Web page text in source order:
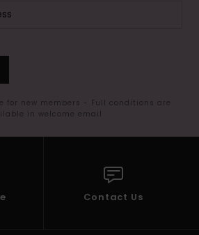
for new members - Full conditions are
in welcome email
Contact Us